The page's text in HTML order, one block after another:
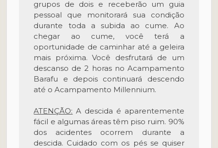
grupos de dois e receberão um guia
pessoal que monitorará sua condição
durante toda a subida ao cume. Ao
chegar ao cume, você terá a
oportunidade de caminhar até a geleira
mais próxima. Você desfrutará de um
descanso de 2 horas no Acampamento
Barafu e depois continuará descendo
até o Acampamento Millennium.
ATENÇÃO: A descida é aparentemente
fácil e algumas áreas têm piso ruim. 90%
dos acidentes ocorrem durante a
descida. Cuidado com os pés se quiser